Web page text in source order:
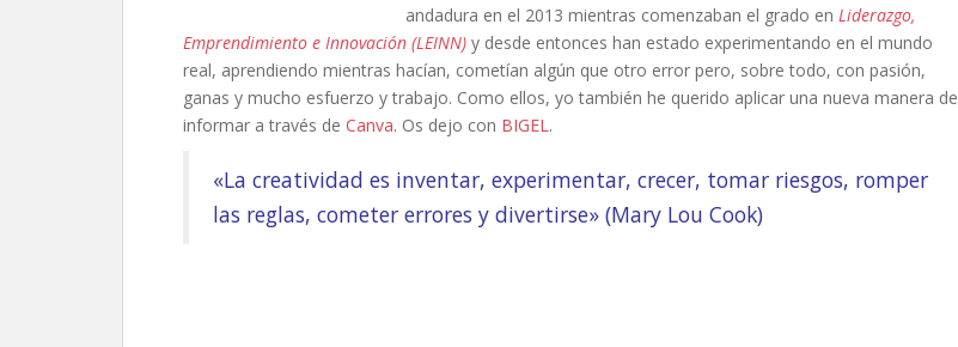
andadura en el 2013 mientras comenzaban el grado en Liderazgo,
Emprendimiento e Innovación (LEINN) y desde entonces han estado experimentando en el mundo
real, aprendiendo mientras hacían, cometían algún que otro error pero, sobre todo, con pasión,
ganas y mucho esfuerzo y trabajo. Como ellos, yo también he querido aplicar una nueva manera de
informar a través de Canva. Os dejo con BIGEL.
«La creatividad es inventar, experimentar, crecer, tomar riesgos, romper
las reglas, cometer errores y divertirse» (Mary Lou Cook)